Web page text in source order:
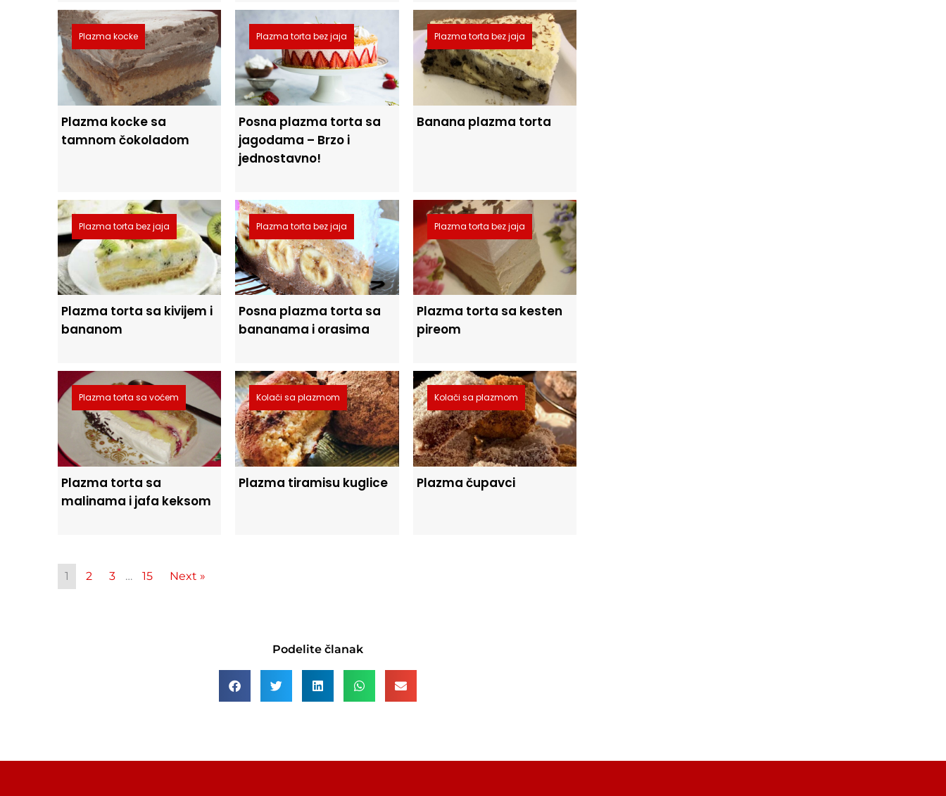
Plazma kocke
Plazma kocke sa
tamnom čokoladom
Plazma torta bez jaja
Posna plazma torta sa
jagodama – Brzo i
jednostavno!
Plazma torta bez jaja
Banana plazma torta
Plazma torta bez jaja
Plazma torta sa kivijem i
bananom
Plazma torta bez jaja
Posna plazma torta sa
bananama i orasima
Plazma torta bez jaja
Plazma torta sa kesten
pireom
Plazma torta sa voćem
Plazma torta sa
malinama i jafa keksom
Kolači sa plazmom
Plazma tiramisu kuglice
Kolači sa plazmom
Plazma čupavci
1 2 3 … 15 Next »
Podelite članak